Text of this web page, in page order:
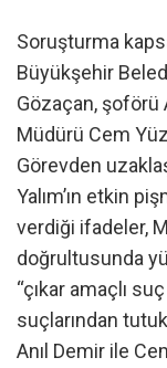
Soruşturma
Büyükşehir
Gözaçan, şoförü
Müdürü Cem
Görevden
Yalım’ın etkin
verdiği ifadeler,
doğrultusunda
“çıkar amaçlı
suçlarından
Anıl Demir ile